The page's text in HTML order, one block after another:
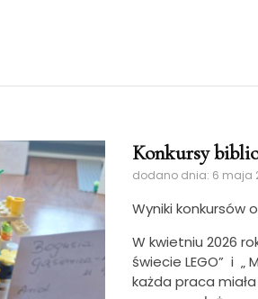
Konkursy
dodano dnia: 6 maja
Wyniki konkursów
W kwietniu 2026
świecie LEGO” i „
każda praca